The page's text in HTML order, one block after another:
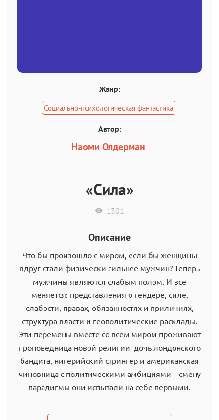
Жанр:
Социально-психологическая фантастика
Автор:
Наоми Олдерман
«Сила»
1301
Описание
Что бы произошло с миром, если бы женщины
вдруг стали физически сильнее мужчин? Теперь
мужчины являются слабым полом. И все
меняется: представления о гендере, силе,
слабости, правах, обязанностях и приличиях,
структура власти и геополитические расклады.
Эти перемены вместе со всем миром проживают
проповедница новой религии, дочь лондонского
бандита, нигерийский стрингер и американская
чиновница с политическими амбициями – смену
парадигмы они испытали на себе первыми.